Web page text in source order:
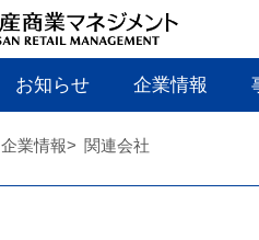
お知らせ 企業情報
企業情報 関連会社